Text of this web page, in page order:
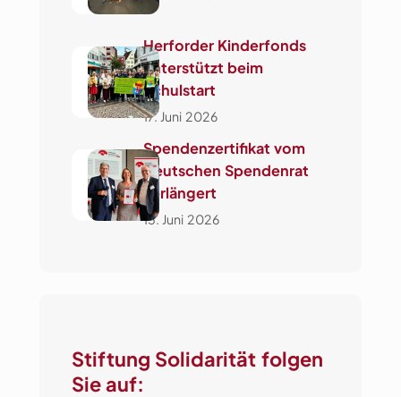
Herforder Kinderfonds
unterstützt beim
Schulstart
17. Juni 2026
Spendenzertifikat vom
Deutschen Spendenrat
verlängert
15. Juni 2026
Stiftung Solidarität folgen
Sie auf: